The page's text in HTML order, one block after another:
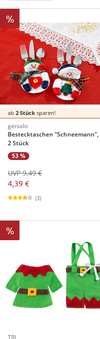
%
ab 2 Stück sparen!
genialo
Bestecktaschen "Schneemann",
2 Stück
53 %
4,39 €
UVP 9,49 €
(3)
%